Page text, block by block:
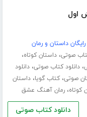
اول
داستان و رمان
صوتی،داستان کوتاه،
،دانلود کتاب صوتی،دانلود
صوتی،کتاب گویا،داستان
کوتاه،رمان آهنگ عشق
دانلود کتاب صوتی